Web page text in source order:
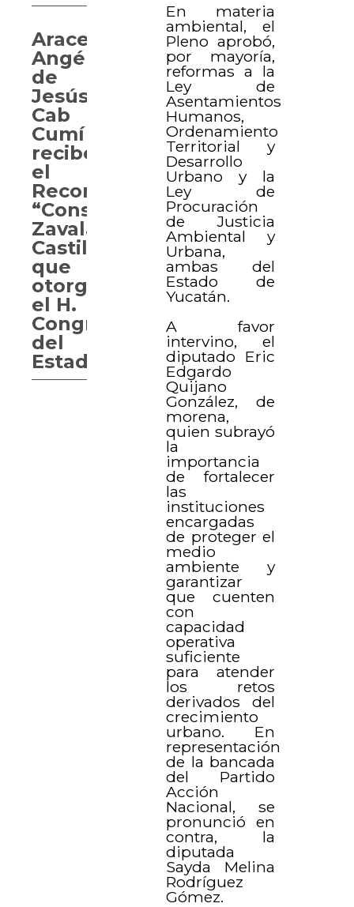
En materia
ambiental, el
Pleno aprobó,
por mayoría,
reformas a la
Ley de
Asentamientos
Humanos,
Ordenamiento
Territorial y
Desarrollo
Urbano y la
Ley de
Procuración
de Justicia
Ambiental y
Urbana,
ambas del
Estado de
Yucatán.
A favor
intervino, el
diputado Eric
Edgardo
Quijano
González, de
morena,
quien subrayó
la
importancia
de fortalecer
las
instituciones
encargadas
de proteger el
medio
ambiente y
garantizar
que cuenten
con
capacidad
operativa
suficiente
para atender
los retos
derivados del
crecimiento
urbano. En
representación
de la bancada
del Partido
Acción
Nacional, se
pronunció en
contra, la
diputada
Sayda Melina
Rodríguez
Gómez.
Aracely
Angélica
de
Jesús
Cab
Cumí
recibe
el
Reconocimiento
“Consuelo
Zavala
Castillo”
que
otorga
el H.
Congreso
del
Estado